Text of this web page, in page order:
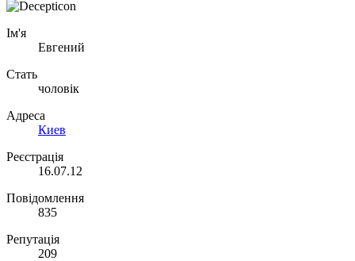
Ім'я
Евгений
Стать
чоловік
Адреса
Киев
Реєстрація
16.07.12
Повідомлення
835
Репутація
209